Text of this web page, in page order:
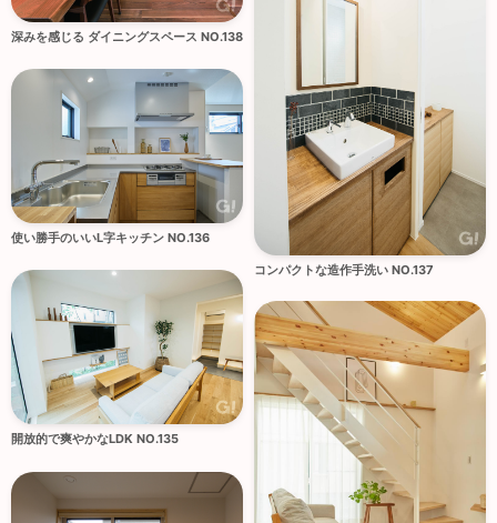
深みを感じる ダイニングスペース NO.138
コンパクトな造作手洗い NO.137
使い勝手のいいL字キッチン NO.136
開放的で爽やかなLDK NO.135